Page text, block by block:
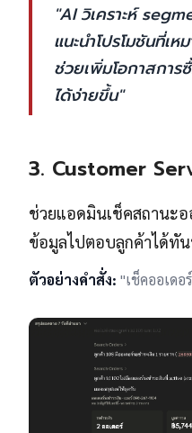
"AI วิเคราะห์
แนะนำโปรโมชันที่เ
ช่วยเพิ่มโอกาสการ
ได้ง่ายขึ้น"
3. Customer
ช่วยแอดมินเช็คสถานะอ
ข้อมูลไปตอบลูกค้าได้ทั
ตัวอย่างคำสั่ง: "เช็คออเดอ